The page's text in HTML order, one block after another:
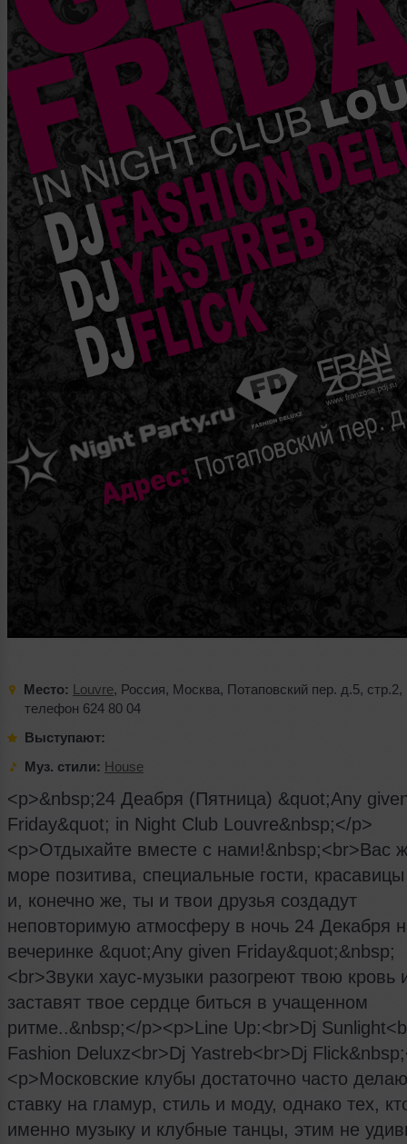
Место: Louvre, Россия, Москва, Потаповский пер. д.5, стр.2,
телефон 624 80 04
Выступают:
Муз. стили: House
<p>&nbsp;24 Деабря (Пятница) &quot;Any
Friday&quot; in Night Club Louvre&nbsp;</p>
<p>Отдыхайте вместе с нами!&nbsp;<br>Вас
море позитива, специальные гости,
и, конечно же, ты и твои друзья создадут
неповторимую атмосферу в ночь 24 Декабря
вечеринке &quot;Any given Friday&quot;&nbsp;
<br>Звуки хаус-музыки разогреют твою кровь
заставят твое сердце биться в учащенном
ритме..&nbsp;</p><p>Line Up:<br>Dj
Fashion Deluxz<br>Dj Yastreb<br>Dj
<p>Московские клубы достаточно часто
ставку на гламур, стиль и моду, однако тех,
именно музыку и клубные танцы, этим не